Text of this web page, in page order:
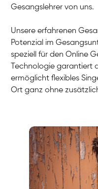
Gesangslehrer von uns.
Unsere erfahrenen
Potenzial im
speziell für den Online
Technologie garantiert
ermöglicht flexibles
Ort ganz ohne
Stefan
Gesang / Vocal